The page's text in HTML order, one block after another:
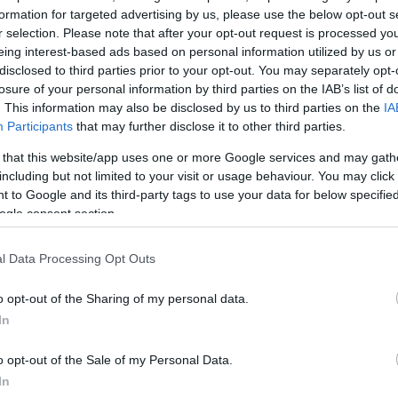
for targeted advertising by us, please use the below opt-out
selection. Please note that after your opt-out request is processed
interest-based ads based on personal information utilized by us
to third parties prior to your opt-out. You may separately
of your personal information by third parties on the IAB’s list of
This information may also be disclosed by us to third parties on the
Participants that may further disclose it to other third parties.
that this website/app uses one or more Google services and may
but not limited to your visit or usage behaviour. You may
to Google and its third-party tags to use your data for below
consent section.
Data Processing Opt Outs
opt-out of the Sharing of my personal data.
opt-out of the Sale of my Personal Data.
no futebolhttps://t.co/mS8gXUw0LJ
🏠) (@Flamengo)May 7, 2020
ΔΙΑΦΗΜΙΣΗ